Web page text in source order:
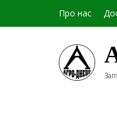
Про нас